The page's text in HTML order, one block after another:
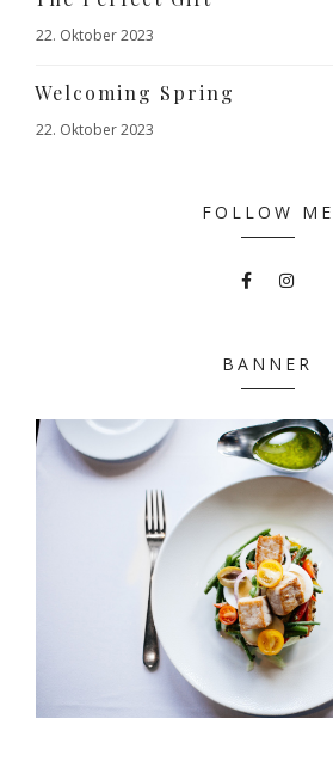
22. Oktober 2023
Welcoming Spring
22. Oktober 2023
FOLLOW ME
BANNER